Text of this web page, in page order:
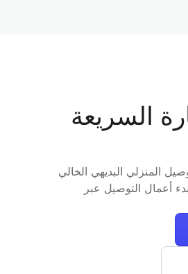
السريعة
المنزلي البديهي الخالي
أعمال التوصيل عبر